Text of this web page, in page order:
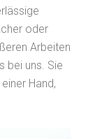
oder
Arbeiten
bei uns. Sie
Hand,